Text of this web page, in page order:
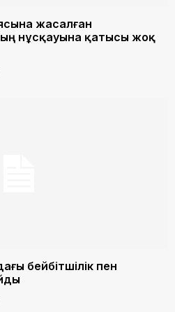
жасалған
нұсқауына қатысы жоқ
бейбітшілік пен